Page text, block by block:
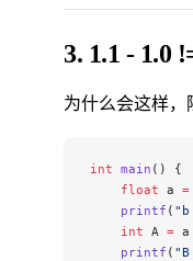
3. 1.1 - 1.0
为什么会这样，
int main () {
    float
a =
    printf
(
    int
A = a
    printf
(